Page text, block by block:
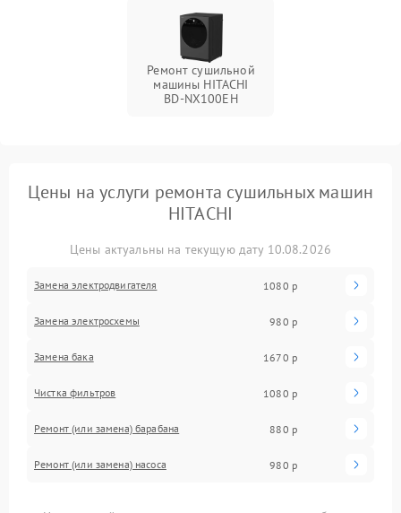
Ремонт сушильной
машины HITACHI
BD-NX100EH
Цены на услуги ремонта сушильных машин
HITACHI
Цены актуальны на текущую дату 10.08.2026
Замена электродвигателя 1080 р
Замена электросхемы 980 р
Замена бака 1670 р
Чистка фильтров 1080 р
Ремонт (или замена) барабана 880 р
Ремонт (или замена) насоса 980 р